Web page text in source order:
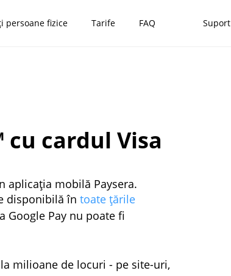
persoane fizice Tarife FAQ Suport
cardul Visa
aplicația mobilă Paysera.
disponibilă în toate țările
Google Pay nu poate fi
milioane de locuri - pe site-uri,